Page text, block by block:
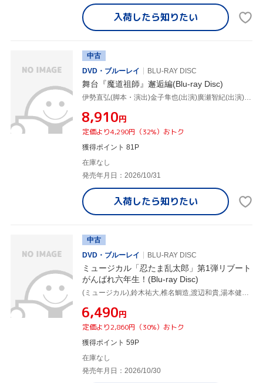
入荷したら知りたい
中古
DVD・ブルーレイ
BLU-RAY DISC
舞台『魔道祖師』邂逅編(Blu-ray Disc)
伊勢直弘(脚本・演出)金子隼也(出演)廣瀬智紀(出演),和田琢磨,小松準弥,田村升吾,安藤夢叶,土屋直武,墨香銅臭,坂部剛
¥8,910円
定価より4,290円（32%）おトク
獲得ポイント 81P
在庫なし
発売年月日：2026/10/31
入荷したら知りたい
中古
DVD・ブルーレイ
BLU-RAY DISC
ミュージカル「忍たま乱太郎」第1弾リブート
がんばれ六年生！(Blu-ray Disc)
(ミュージカル),鈴木祐大,椎名鯛造,渡辺和貴,湯本健一,新井雄也,坂垣怜次
¥6,490円
定価より2,860円（30%）おトク
獲得ポイント 59P
在庫なし
発売年月日：2026/10/30